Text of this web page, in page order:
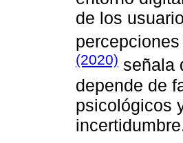
de los
(2020) señala
depende de
psicológicos